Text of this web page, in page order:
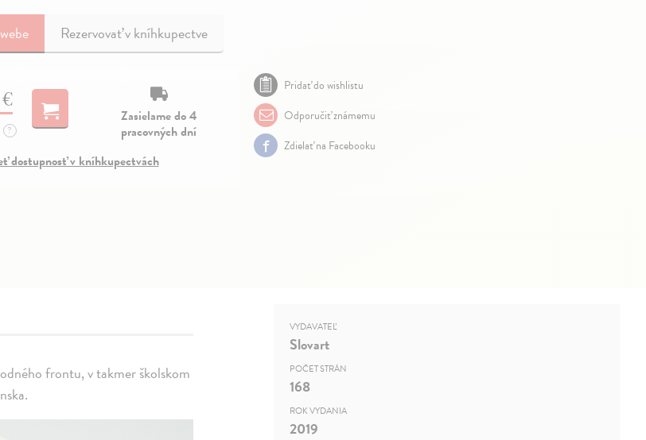
Rezervovať v kníhkupectve
?
Zasielame do 4
pracovných dní
dostupnosť v kníhkupectvách
Pridať do wishlistu
Odporučiť známemu
Zdielať na Facebooku
frontu, v takmer školskom
VYDAVATEĽ
Slovart
POČET STRÁN
168
ROK VYDANIA
2019